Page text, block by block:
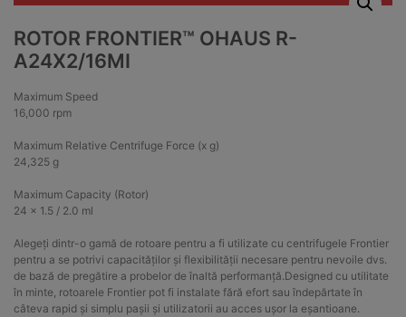
ROTOR FRONTIER™ OHAUS R-
A24X2/16MI
Maximum Speed
16,000 rpm
Maximum Relative Centrifuge Force (x g)
24,325 g
Maximum Capacity (Rotor)
24 x 1.5 / 2.0 ml
Alegeți dintr-o gamă de rotoare pentru a fi utilizate cu centrifugele Frontier
pentru a se potrivi capacităților și flexibilității necesare pentru nevoile dvs.
de bază de pregătire a probelor de înaltă performanță.Designed cu utilitate
în minte, rotoarele Frontier pot fi instalate fără efort sau îndepărtate în
câteva rapid și simplu pașii și utilizatorii au acces ușor la eșantioane.